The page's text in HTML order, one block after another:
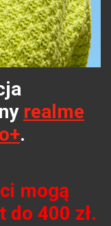
realme
.
mogą
400 zł.